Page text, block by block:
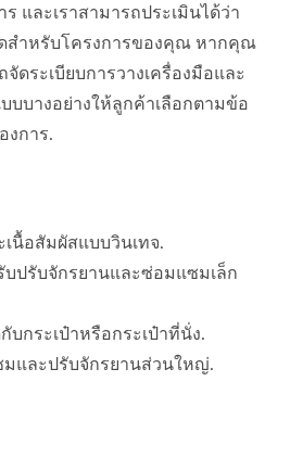
และเราสามารถประเมินได้ว่า
สำหรับโครงการของคุณ หากคุณ
ดระเบียบการวางเครื่องมือและ
บบางอย่างให้ลูกค้าเลือกตามข้อ
งการ.
นื้อสัมผัสแบบวินเทจ.
บปรับจักรยานและซ่อมแซมเล็ก
กระเป๋าหรือกระเป๋าที่นั่ง.
และปรับจักรยานส่วนใหญ่.